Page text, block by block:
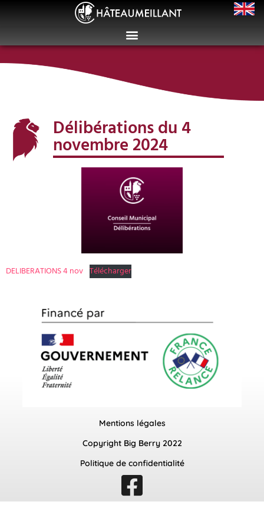
Délibérations du 4
novembre 2024
DELIBERATIONS 4 nov Télécharger
Mentions légales
Copyright Big Berry 2022
Politique de confidentialité